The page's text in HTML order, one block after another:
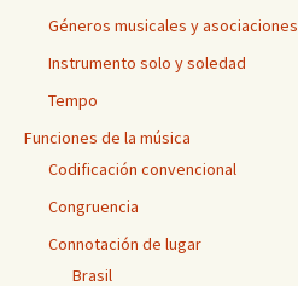
Géneros musicales y asociaciones
Instrumento solo y soledad
Tempo
Funciones de la música
Codificación convencional
Congruencia
Connotación de lugar
Brasil